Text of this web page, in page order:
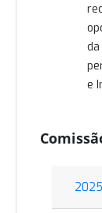
e
2025